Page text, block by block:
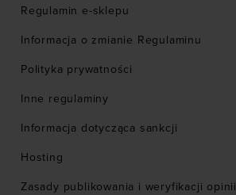
Regulamin e-sklepu
Informacja o zmianie Regulaminu
Polityka prywatności
Inne regulaminy
Informacja dotycząca sankcji
Hosting
Zasady publikowania i weryfikacji opinii